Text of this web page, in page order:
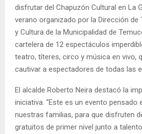
disfrutar del Chapuzón Cultural en La
verano organizado por la Dirección de
y Cultura de la Municipalidad de
cartelera de 12 espectáculos
teatro, títeres, circo y música en vivo,
cautivar a espectadores de todas las
El alcalde Roberto Neira destacó la
iniciativa. “Este es un evento pensado
nuestras familias, para que disfruten
gratuitos de primer nivel junto a